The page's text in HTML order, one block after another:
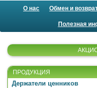
О нас Обмен и
Полезная
ПРОДУКЦИЯ
Держатели ценников